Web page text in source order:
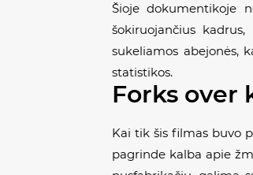
Šioje dokumentikoje
šokiruojančius
sukeliamos abejonės,
statistikos.
Forks over
Kai tik šis filmas buvo
pagrinde kalba apie